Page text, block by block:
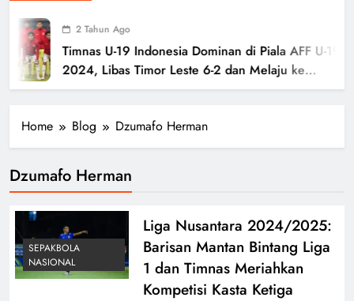
2 Tahun Ago
Timnas U-19 Indonesia Dominan di Piala AFF U-19
2024, Libas Timor Leste 6-2 dan Melaju ke
Semifinal
Home Blog Dzumafo Herman
Dzumafo Herman
SEPAKBOLA
NASIONAL
Liga Nusantara 2024/2025:
Barisan Mantan Bintang Liga
1 dan Timnas Meriahkan
Kompetisi Kasta Ketiga